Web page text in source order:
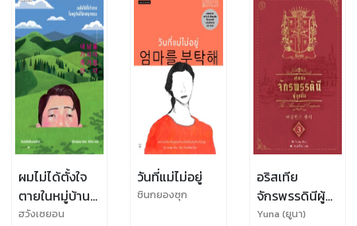
ผมไม่ได้ตั้งใจ
ตายในหมู่บ้าน
ไร้อาชญากรรม
ฮวังเซยอน​
วันที่แม่ไม่อยู่
ชินกยองซุก
อริสเทีย
จักรพรรดินีผู้
ถูกลืม เล่ม 3
Yuna (ยูนา)